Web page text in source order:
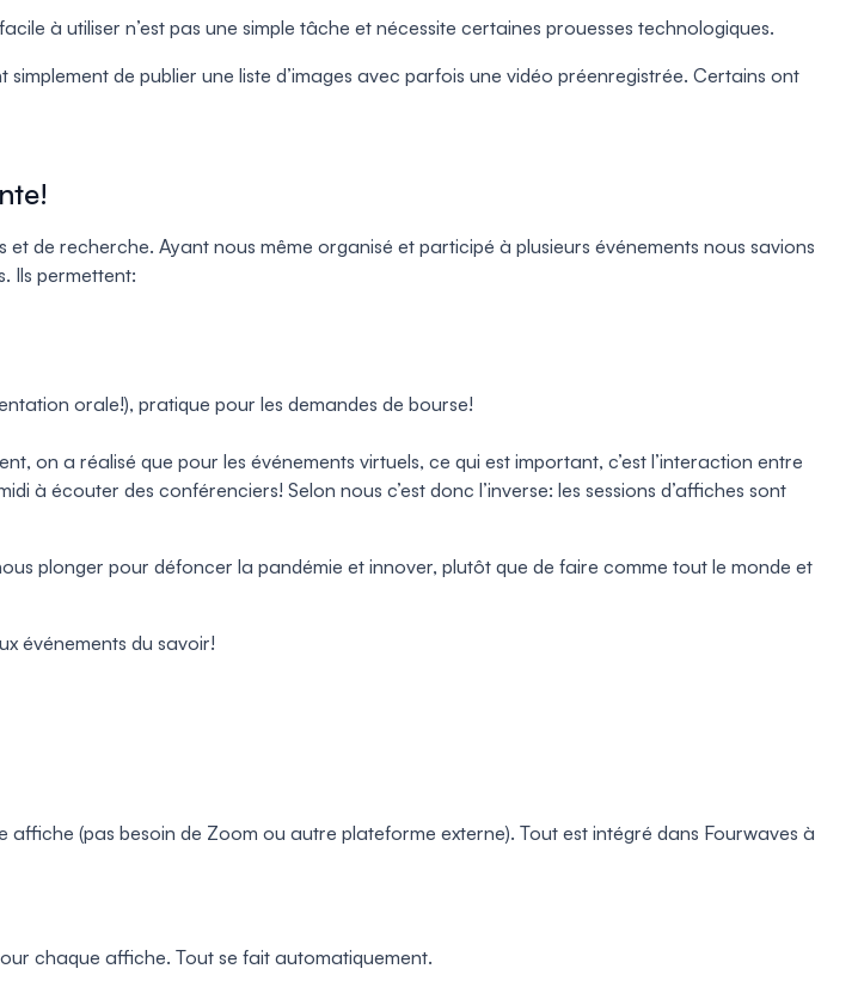
à utiliser n’est pas une simple tâche et nécessite certaines prouesses technologiques.
de publier une liste d’images avec parfois une vidéo préenregistrée. Certains ont
de recherche. Ayant nous même organisé et participé à plusieurs événements nous savions
Ils permettent:
orale!), pratique pour les demandes de bourse!
on a réalisé que pour les événements virtuels, ce qui est important, c’est l’interaction entre
à écouter des conférenciers! Selon nous c’est donc l’inverse: les sessions d’affiches sont
plonger pour défoncer la pandémie et innover, plutôt que de faire comme tout le monde et
événements du savoir!
(pas besoin de Zoom ou autre plateforme externe). Tout est intégré dans Fourwaves à
chaque affiche. Tout se fait automatiquement.